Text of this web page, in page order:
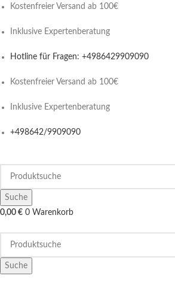
Kostenfreier Versand ab 100€
Inklusive Expertenberatung
Hotline für Fragen: +4986429909090
Kostenfreier Versand ab 100€
Inklusive Expertenberatung
+498642/9909090
Suche
0,00 € 0 Warenkorb
Suche